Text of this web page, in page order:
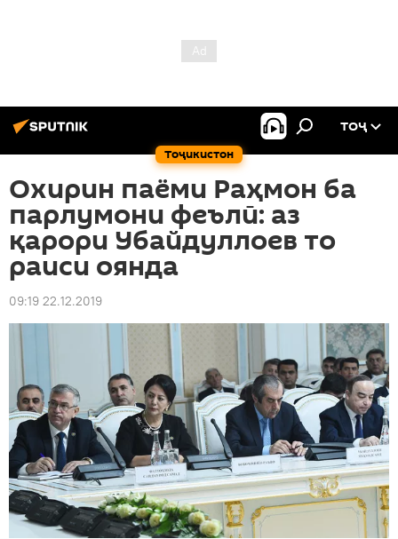
Тоҷикистон
ТОҶ
Охирин паёми Раҳмон ба
парлумони феълӣ: аз
қарори Убайдуллоев то
раиси оянда
09:19 22.12.2019